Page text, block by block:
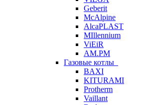
Geberit
McAlpine
AlcaPLAST
MIllennium
ViEiR
AM.PM
Газовые котлы
BAXI
KITURAMI
Protherm
Vaillant